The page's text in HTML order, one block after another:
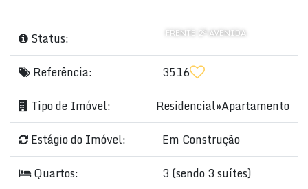
Status: FRENTE 2ª AVENIDA
Referência:
3516
Tipo de Imóvel:
Residencial»Apartamento
Estágio do Imóvel:
Em Construção
Quartos:
3 (sendo 3 suítes)